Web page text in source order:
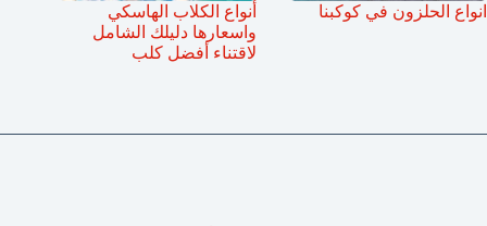
انواع الحلزون في كوكبنا
أنواع الكلاب الهاسكي
واسعارها دليلك الشامل
لاقتناء أفضل كلب